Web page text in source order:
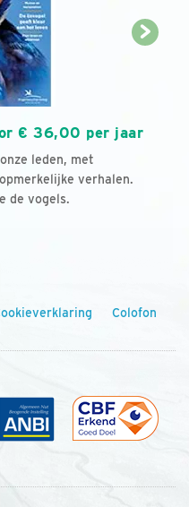
€ 36,00 per jaar
leden, met
verhalen.
de vogels.
Colofon